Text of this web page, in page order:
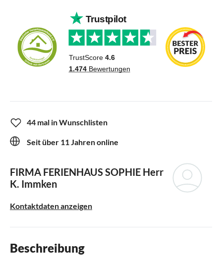
44 mal in Wunschlisten
Seit über 11 Jahren online
FIRMA FERIENHAUS SOPHIE Herr
K. Immken
Kontaktdaten anzeigen
Beschreibung